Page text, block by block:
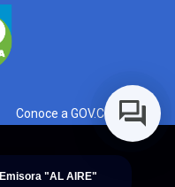
Emisora "AL AIRE"
Conoce a GOV.CO aquí